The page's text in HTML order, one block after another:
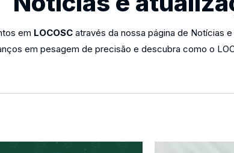
em LOCOSC através da nossa página de Notícias
em pesagem de precisão e descubra como o